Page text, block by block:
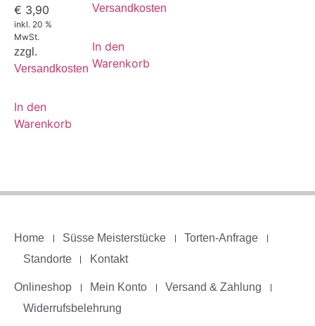
€ 3,90
inkl. 20 %
MwSt.
zzgl.
Versandkosten
In den
Warenkorb
Versandkosten
In den
Warenkorb
Home Süsse Meisterstücke
Torten-Anfrage
Standorte
Kontakt
Onlineshop Mein Konto
Versand & Zahlung
Widerrufsbelehrung